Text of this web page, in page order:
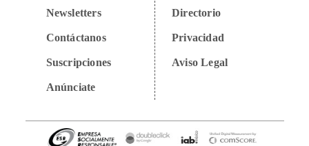
Newsletters
Contáctanos
Suscripciones
Anúnciate
Directorio
Privacidad
Aviso Legal